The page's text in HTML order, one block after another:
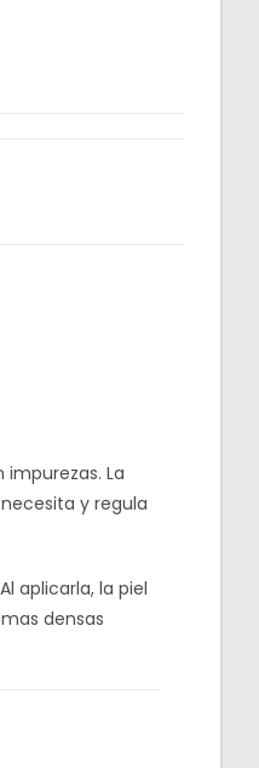
La
y regula
aplicarla, la piel
densas